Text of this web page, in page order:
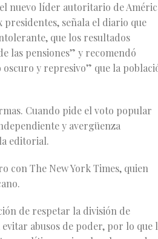
nuevo líder autoritario de
señala el diario que
que los resultados
las pensiones” y recomendó
y represivo” que la
Cuando pide el voto popular
y avergüenza
editorial.
con The New York Times, quien
de respetar la división de
abusos de poder, por lo que